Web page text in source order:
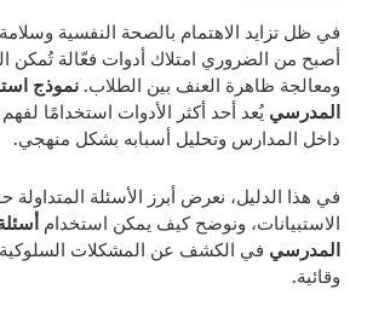
في ظل تزايد الاهتمام بالصحة النفسية وسلامة
أصبح من الضروري امتلاك أدوات فعّالة
ومعالجة ظاهرة العنف بين الطلاب.نموذج
المدرسي يُعد أحد أكثر الأدوات استخدامًا
داخل المدارس وتحليل أسبابه بشكل منهجي.
في هذا الدليل، نعرض أبرز الأسئلة المتداولة
الاستبيانات، ونوضح كيف يمكن استخدام
المدرسي في الكشف عن المشكلات
وقائية.